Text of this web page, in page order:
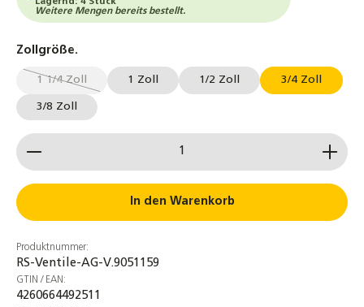
Weitere Mengen bereits bestellt.
Zollgröße.
1 1/4 Zoll
(Diese Option ist zurzeit nicht verfügbar.)
1 Zoll 1/2 Zoll 3/4 Zoll
3/8 Zoll
Produkt Anzahl: Gib den gewünschten Wert ein
In den Warenkorb
Produktnummer:
RS-Ventile-AG-V.9051159
GTIN / EAN:
4260664492511